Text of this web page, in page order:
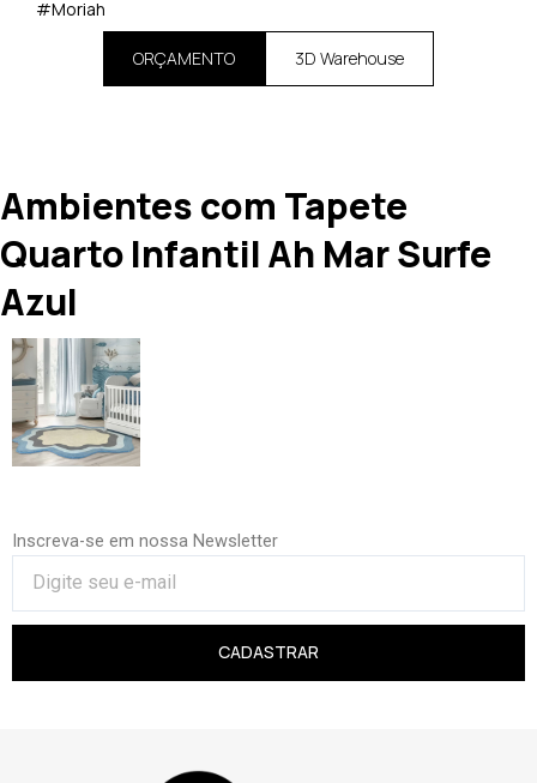
#Moriah
ORÇAMENTO 3D Warehouse
Ambientes com Tapete
Quarto Infantil Ah Mar Surfe
Azul
Inscreva-se em nossa Newsletter
CADASTRAR